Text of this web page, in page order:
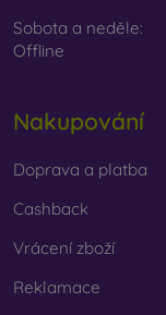
Sobota a neděle:
Offline
Nakupování
Doprava a platba
Cashback
Vrácení zboží
Reklamace